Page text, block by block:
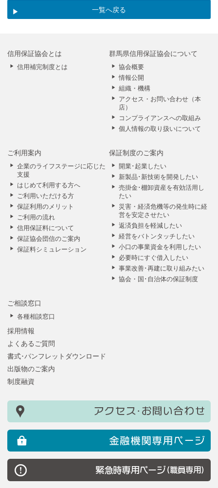
一覧へ戻る
信用保証協会とは
信用補完制度とは
群馬県信用保証協会について
協会概要
情報公開
組織・機構
アクセス・お問い合わせ（本
店）
コンプライアンスへの取組み
個人情報の取り扱いについて
ご利用案内
企業のライフステージに応じた
支援
はじめて利用する方へ
ご利用いただける方
保証利用のメリット
ご利用の流れ
信用保証料について
保証協会団信のご案内
保証料シミュレーション
保証制度のご案内
開業･起業したい
新製品･新技術を開発したい
売掛金･棚卸資産を有効活用し
たい
災害・経済危機等の発生時に経
営を安定させたい
返済負担を軽減したい
経営をバトンタッチしたい
小口の事業資金を利用したい
必要時にすぐ借入したい
事業改善･再建に取り組みたい
協会・国･自治体の保証制度
ご相談窓口
各種相談窓口
採用情報
よくあるご質問
書式･パンフレットダウンロード
出版物のご案内
制度融資